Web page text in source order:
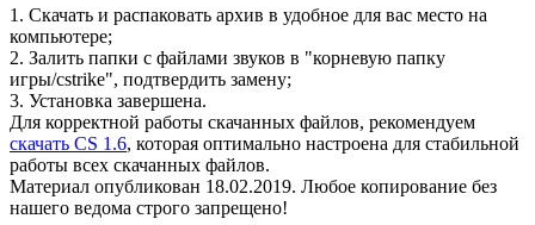
1. Скачать и распаковать архив в удобное для вас место на
компьютере;
2. Залить папки с файлами звуков в "корневую папку
игры/cstrike", подтвердить замену;
3. Установка завершена.
Для корректной работы скачанных файлов, рекомендуем
скачать CS 1.6, которая оптимально настроена для стабильной
работы всех скачанных файлов.
Материал опубликован 18.02.2019. Любое копирование без
нашего ведома строго запрещено!